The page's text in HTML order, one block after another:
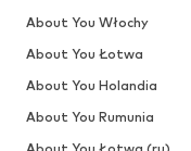
About You Włochy
About You Łotwa
About You Holandia
About You Rumunia